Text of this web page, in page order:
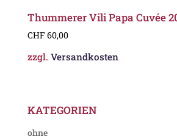
Thummerer Vili Papa Cuvée
CHF 60,00
zzgl. Versandkosten
KATEGORIEN
ohne